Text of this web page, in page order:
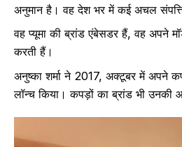
अनुमान है। वह देश भर में कई अचल संपत्ति
वह प्यूमा की ब्रांड एंबेसडर हैं, वह अपने
करती हैं।
अनुष्का शर्मा ने 2017, अक्टूबर में अपने
लॉन्च किया। कपड़ों का ब्रांड भी उनकी